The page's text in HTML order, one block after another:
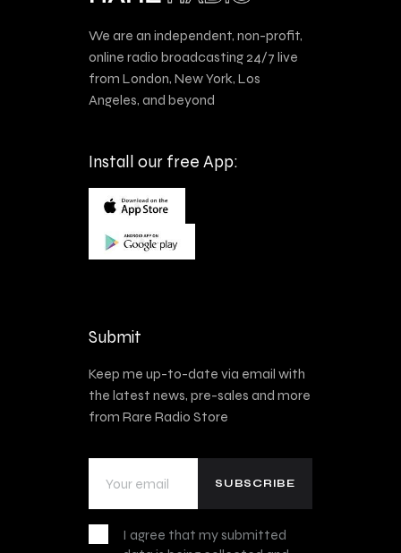
We are an independent, non-profit,
online radio broadcasting 24/7 live
from London, New York, Los
Angeles, and beyond
Install our free App:
Submit
Keep me up-to-date via email with
the latest news, pre-sales and more
from Rare Radio Store
I agree that my submitted